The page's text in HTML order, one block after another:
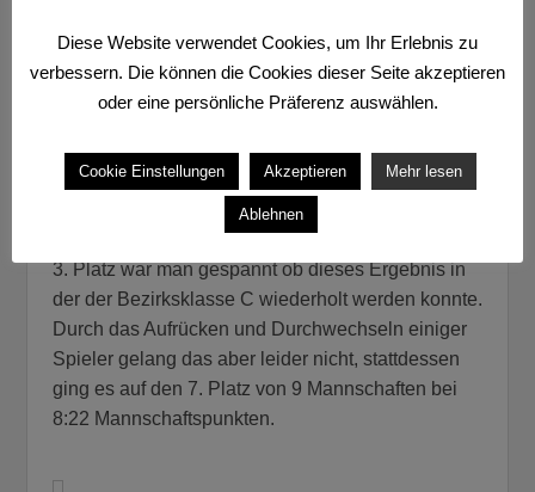
Im nachfolgenden Bild ist der Tabellenendstand zu
sehen, die Details der einzelnenSpielegibt es
Nach der gut gelaufenen Vorjahressaison mit dem
3. Platz war man gespannt ob dieses Ergebnis in
der der Bezirksklasse C wiederholt werden konnte.
Durch das Aufrücken und Durchwechseln einiger
Spieler gelang das aber leider nicht, stattdessen
ging es auf den 7. Platz von 9 Mannschaften bei
8:22 Mannschaftspunkten.
Diese Website verwendet Cookies, um Ihr Erlebnis zu
verbessern. Die können die Cookies dieser Seite akzeptieren
oder eine persönliche Präferenz auswählen.
Cookie Einstellungen Akzeptieren Mehr lesen
Ablehnen